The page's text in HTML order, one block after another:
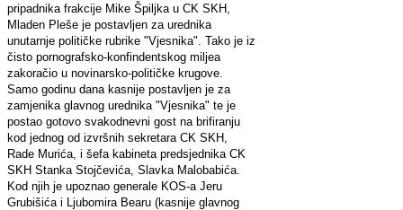
pripadnika frakcije Mike Špiljka u CK SKH,
Mladen Pleše je postavljen za urednika
unutarnje političke rubrike "Vjesnika". Tako je iz
čisto pornografsko-konfindentskog miljea
zakoračio u novinarsko-političke krugove.
Samo godinu dana kasnije postavljen je za
zamjenika glavnog urednika "Vjesnika" te je
postao gotovo svakodnevni gost na brifiranju
kod jednog od izvršnih sekretara CK SKH,
Rade Murića, i šefa kabineta predsjednika CK
SKH Stanka Stojčevića, Slavka Malobabića.
Kod njih je upoznao generale KOS-a Jeru
Grubišića i Ljubomira Bearu (kasnije glavnog